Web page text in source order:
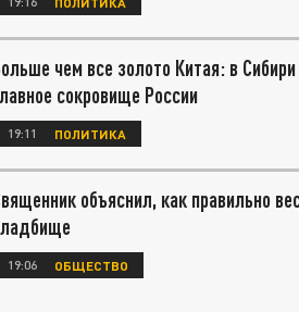
чем все золото Китая: в
сокровище России
19:11 ПОЛИТИКА
объяснил, как правильно
19:06 ОБЩЕСТВО